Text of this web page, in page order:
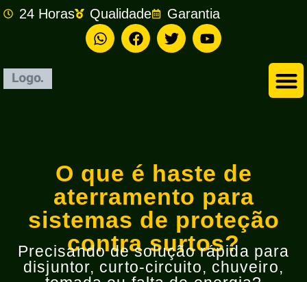
24 Horas Qualidade Garantia
O que é haste de
aterramento para
sistemas de proteção
contra surtos?
Precisando de solução rápida para
disjuntor, curto-circuito, chuveiro,